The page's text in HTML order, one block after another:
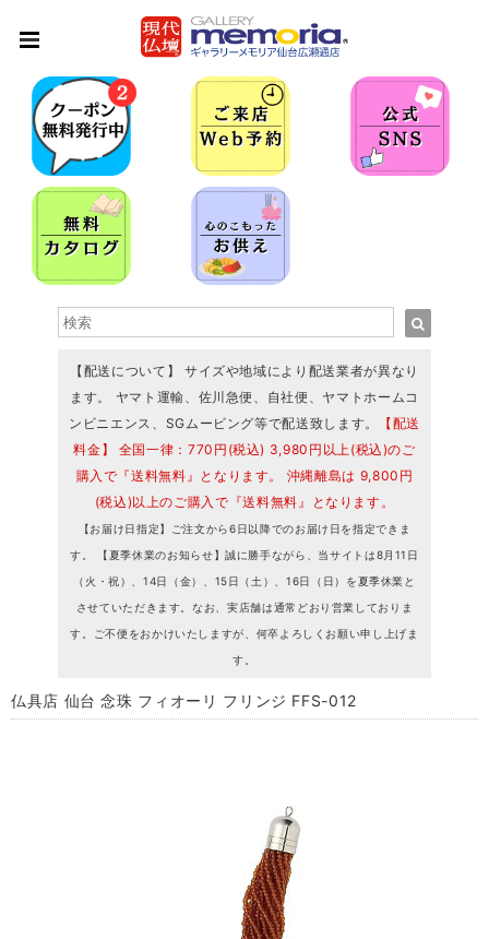
【配送について】 サイズや地域により配送業者が異なり
ます。 ヤマト運輸、佐川急便、自社便、ヤマトホームコ
ンビニエンス、SGムービング等で配送致します。
【配送
料金】 全国一律：770円(税込) 3,980円以上(税込)のご
購入で『送料無料』となります。 沖縄離島は 9,800円
(税込)以上のご購入で『送料無料』となります。
【お届け日指定】ご注文から6日以降でのお届け日を指定できま
す。 【夏季休業のお知らせ】誠に勝手ながら、当サイトは8月11日
（火・祝）、14日（金）、15日（土）、16日（日）を夏季休業と
させていただきます。なお、実店舗は通常どおり営業しておりま
す。ご不便をおかけいたしますが、何卒よろしくお願い申し上げま
す。
仏具店 仙台 念珠 フィオーリ フリンジ FFS-012